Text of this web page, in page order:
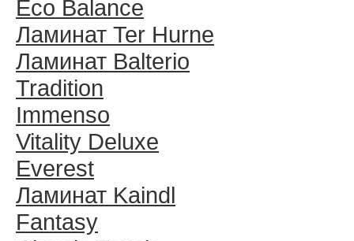
Eco Balance
Ламинат Ter Hurne
Ламинат Balterio
Tradition
Immenso
Vitality Deluxe
Everest
Ламинат Kaindl
Fantasy